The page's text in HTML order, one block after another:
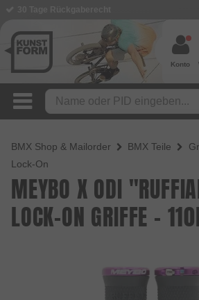
Konto
BMX Shop & Mailorder BMX Teile
Lock-On
MEYBO X ODI
LOCK-ON GRIFFE -